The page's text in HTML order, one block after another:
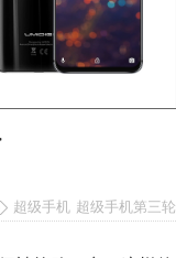
超级手机 超级手机第三轮